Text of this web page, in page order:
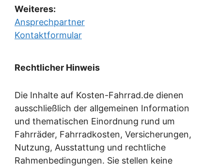
Weiteres:
Ansprechpartner
Kontaktformular
Rechtlicher Hinweis
Die Inhalte auf Kosten-Fahrrad.de dienen
ausschließlich der allgemeinen Information
und thematischen Einordnung rund um
Fahrräder, Fahrradkosten, Versicherungen,
Nutzung, Ausstattung und rechtliche
Rahmenbedingungen. Sie stellen keine